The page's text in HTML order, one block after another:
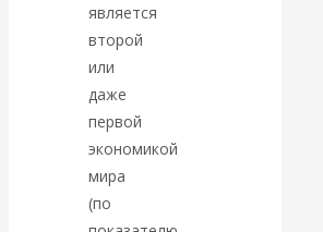
Валентин
КАтасонов.
«МЕТОД
ОТМЫВАНИЯ
является
второй
или
даже
первой
экономикой
мира
(по